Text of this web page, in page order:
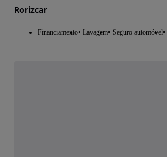
Rorizcar
Financiamento Lavagem Seguro automóvel